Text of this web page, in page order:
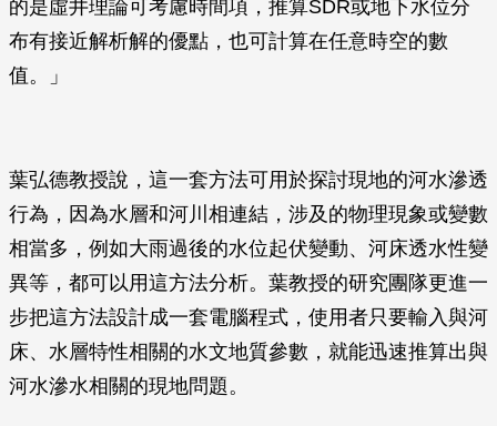
的是虛井理論可考慮時間項，推算SDR或地下水位分
布有接近解析解的優點，也可計算在任意時空的數
值。」
葉弘德教授說，這一套方法可用於探討現地的河水滲透
行為，因為水層和河川相連結，涉及的物理現象或變數
相當多，例如大雨過後的水位起伏變動、河床透水性變
異等，都可以用這方法分析。葉教授的研究團隊更進一
步把這方法設計成一套電腦程式，使用者只要輸入與河
床、水層特性相關的水文地質參數，就能迅速推算出與
河水滲水相關的現地問題。